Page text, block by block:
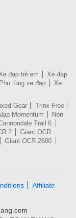
đạp trẻ em
Xe đạp
Phụ tùng xe đạp
Xe
Gear
Trinx Free
Momentum
Nón
Trail 6
2
Giant OCR
Giant OCR 2600
Affiliate